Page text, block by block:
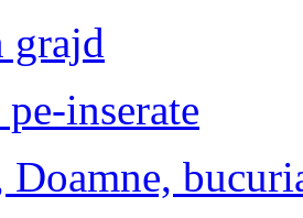
grajd
pe-inserate
Doamne,